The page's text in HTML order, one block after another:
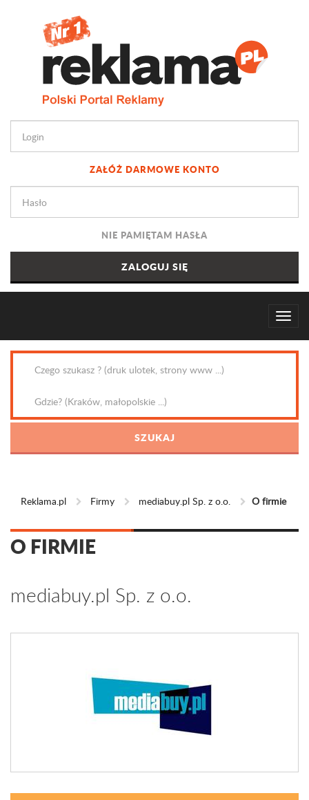
ZAŁÓŻ DARMOWE KONTO
NIE PAMIĘTAM HASŁA
Reklama.pl Firmy mediabuy.pl Sp. z o.o. O firmie
O FIRMIE
mediabuy.pl Sp. z o.o.